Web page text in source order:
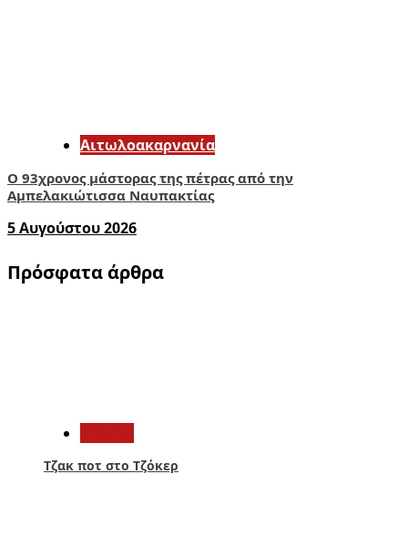
Αιτωλοακαρνανία
Ο 93χρονος μάστορας της πέτρας από την
Αμπελακιώτισσα Ναυπακτίας
5 Αυγούστου 2026
Πρόσφατα άρθρα
Τζακ ποτ στο Τζόκερ